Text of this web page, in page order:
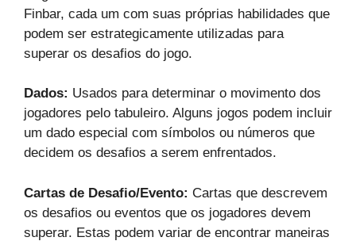
Finbar, cada um com suas próprias habilidades que
podem ser estrategicamente utilizadas para
superar os desafios do jogo.
Dados: Usados para determinar o movimento dos
jogadores pelo tabuleiro. Alguns jogos podem incluir
um dado especial com símbolos ou números que
decidem os desafios a serem enfrentados.
Cartas de Desafio/Evento: Cartas que descrevem
os desafios ou eventos que os jogadores devem
superar. Estas podem variar de encontrar maneiras